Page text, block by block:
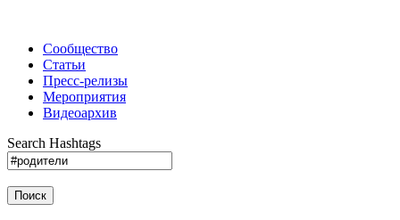
Сообщество
Статьи
Пресс-релизы
Мероприятия
Видеоархив
Search Hashtags
Поиск